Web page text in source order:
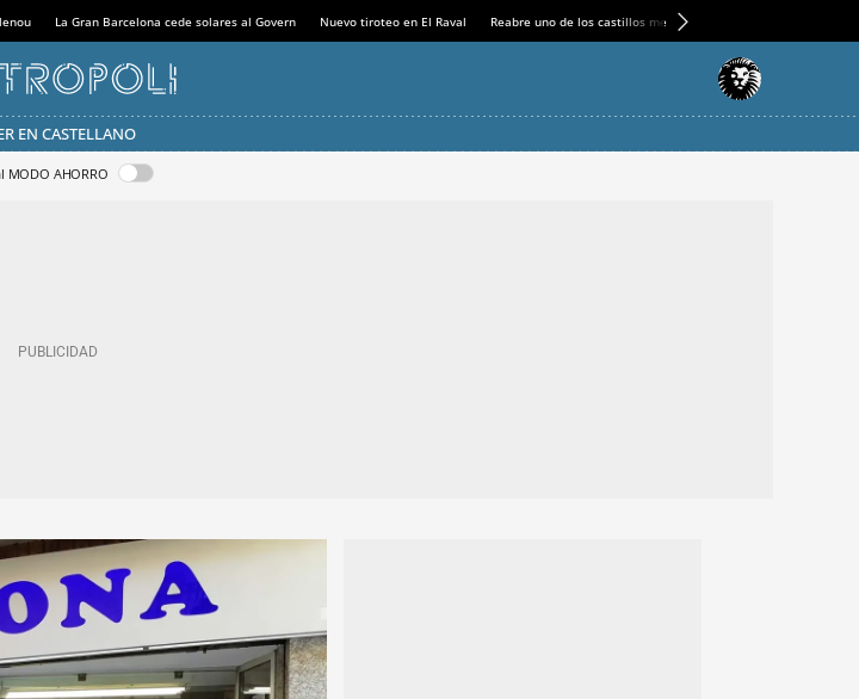
La Gran Barcelona cede solares al Govern Nuevo tiroteo en El Raval Reabre uno de los castillos medievales más espectaculares
EN CASTELLANO
MODO AHORRO